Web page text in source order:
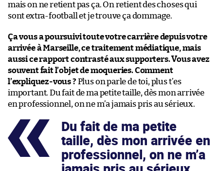
mais on ne retient pas ça. On retient des choses qui
sont extra-football et je trouve ça dommage.
Ça vous a poursuivi toute votre carrière depuis votre
arrivée à Marseille, ce traitement médiatique, mais
aussi ce rapport contrasté aux supporters. Vous avez
souvent fait l’objet de moqueries. Comment
l’expliquez-vous ? Plus on parle de toi, plus t’es
important. Du fait de ma petite taille, dès mon arrivée
en professionnel, on ne m’a jamais pris au sérieux.
Du fait de ma petite
taille, dès mon arrivée en
professionnel, on ne m’a